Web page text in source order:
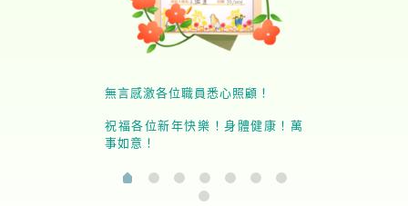
無言感激各位職員悉心照顧！
祝福各位新年快樂！身體健康！萬
事如意！